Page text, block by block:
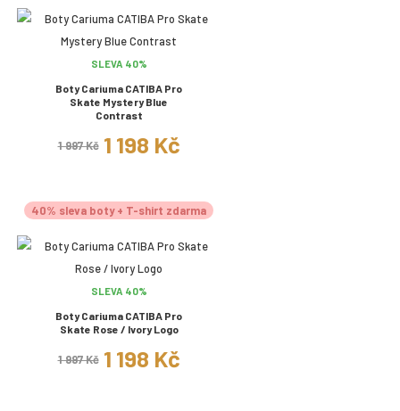
SLEVA 40%
Boty Cariuma CATIBA Pro
Skate Mystery Blue
Contrast
1 997 Kč 1 198 Kč
40% sleva boty + T-shirt zdarma
SLEVA 40%
Boty Cariuma CATIBA Pro
Skate Rose / Ivory Logo
1 997 Kč 1 198 Kč